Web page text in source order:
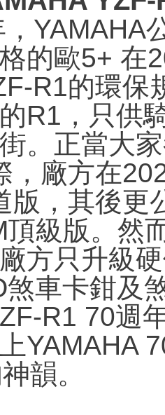
YAMAHA
的歐5+ 在
R1的環保
R1，只供
。正當大
，廠方在
版，其後更
頂級版。然
方只升級
車卡鉗及
R1 70週
YAMAHA
韻。